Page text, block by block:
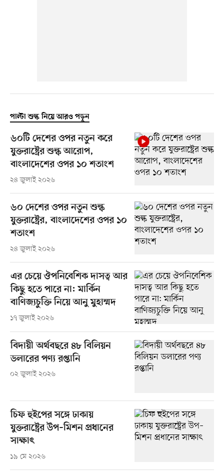
পাল্টা শুল্ক নিয়ে আরও পড়ুন
৬০টি দেশের ওপর নতুন করে
যুক্তরাষ্ট্রের শুল্ক আরোপ,
বাংলাদেশের ওপর ১০ শতাংশ
২৪ জুলাই ২০২৬
৬০ দেশের ওপর নতুন শুল্ক
যুক্তরাষ্ট্রের, বাংলাদেশের ওপর ১০
শতাংশ
২৪ জুলাই ২০২৬
এর চেয়ে ঔপনিবেশিক দাসত্ব আর
কিছু হতে পারে না: মার্কিন
বাণিজ্যচুক্তি নিয়ে আনু মুহাম্মদ
১৭ জুলাই ২০২৬
বিদায়ী অর্থবছরে ৪৮ বিলিয়ন
ডলারের পণ্য রপ্তানি
০২ জুলাই ২০২৬
চিফ হুইপের সঙ্গে ঢাকায়
যুক্তরাষ্ট্রের উপ–মিশন প্রধানের
সাক্ষাৎ
১৯ মে ২০২৬